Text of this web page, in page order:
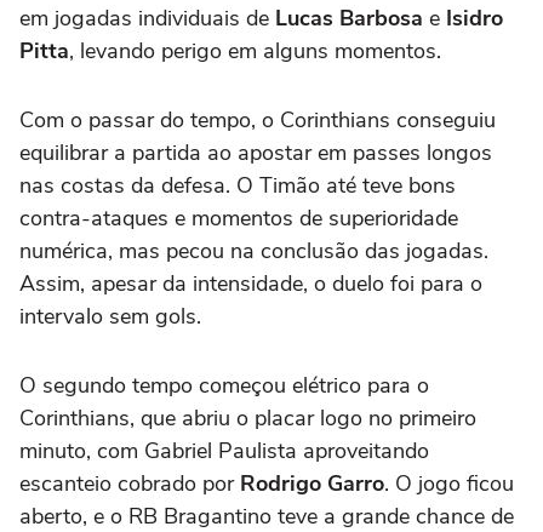
em jogadas individuais de Lucas Barbosa e Isidro
Pitta, levando perigo em alguns momentos.
Com o passar do tempo, o Corinthians conseguiu
equilibrar a partida ao apostar em passes longos
nas costas da defesa. O Timão até teve bons
contra-ataques e momentos de superioridade
numérica, mas pecou na conclusão das jogadas.
Assim, apesar da intensidade, o duelo foi para o
intervalo sem gols.
O segundo tempo começou elétrico para o
Corinthians, que abriu o placar logo no primeiro
minuto, com Gabriel Paulista aproveitando
escanteio cobrado porRodrigo Garro. O jogo ficou
aberto, e o RB Bragantino teve a grande chance de